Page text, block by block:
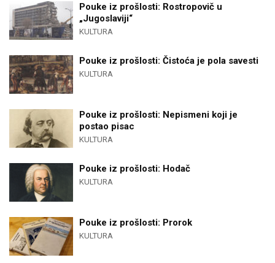
Pouke iz prošlosti: Rostropovič u
„Jugoslaviji“
KULTURA
Pouke iz prošlosti: Čistoća je pola savesti
KULTURA
Pouke iz prošlosti: Nepismeni koji je
postao pisac
KULTURA
Pouke iz prošlosti: Hodač
KULTURA
Pouke iz prošlosti: Prorok
KULTURA